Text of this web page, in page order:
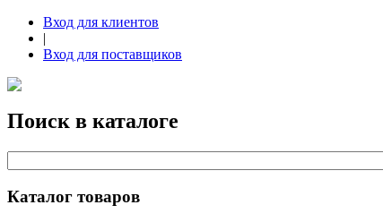
Вход для клиентов
|
Вход для поставщиков
Поиск в каталоге
Каталог товаров